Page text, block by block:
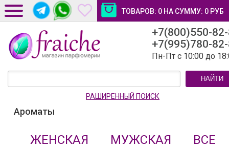
ТОВАРОВ: 0 НА СУММУ: 0 РУБ
ДОСТАВКА И ОПЛАТА
НОВОСТИ И СТАТЬИ
+7(800)550-
+7(995)780-
Пн-Пт с 10:00 до
НАЙТИ
РАШИРЕННЫЙ ПОИСК
Ароматы
ЖЕНСКАЯ МУЖСКАЯ ВСЕ